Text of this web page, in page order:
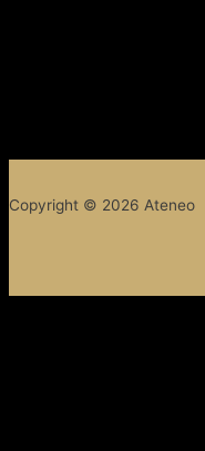
Copyright © 2026 Ateneo